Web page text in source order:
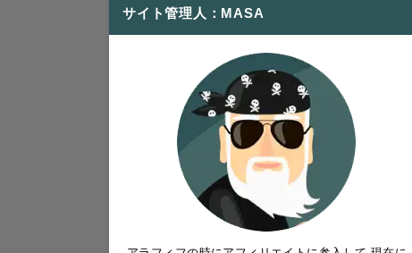
サイト管理人：MASA